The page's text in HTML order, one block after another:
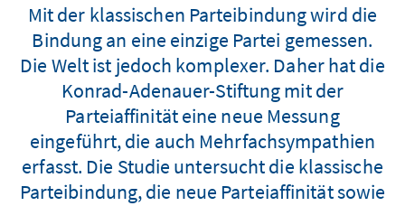
Mit der klassischen Parteibindung wird die
Bindung an eine einzige Partei gemessen.
Die Welt ist jedoch komplexer. Daher hat die
Konrad-Adenauer-Stiftung mit der
Parteiaffinität eine neue Messung
eingeführt, die auch Mehrfachsympathien
erfasst. Die Studie untersucht die klassische
Parteibindung, die neue Parteiaffinität sowie